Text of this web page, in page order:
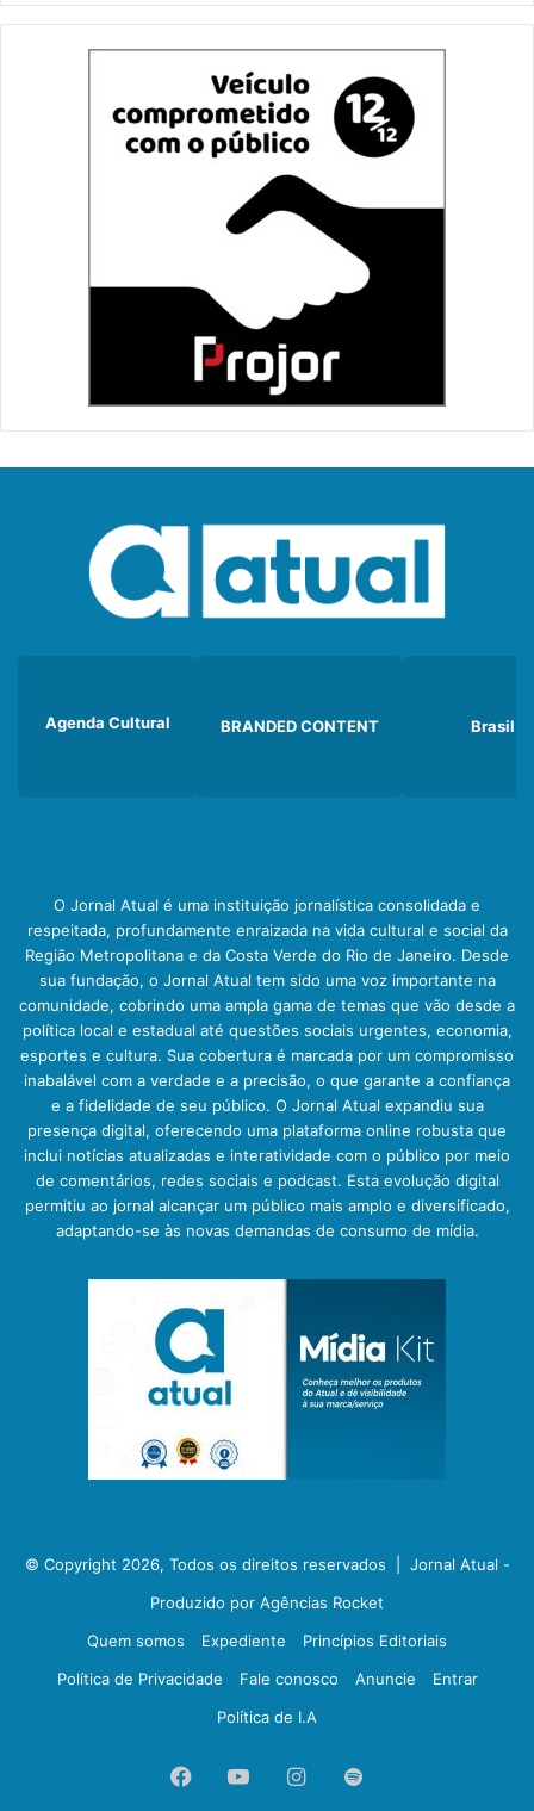
Agenda Cultural BRANDED CONTENT Brasil
O Jornal Atual é uma instituição jornalística consolidada e
respeitada, profundamente enraizada na vida cultural e social da
Região Metropolitana e da Costa Verde do Rio de Janeiro. Desde
sua fundação, o Jornal Atual tem sido uma voz importante na
comunidade, cobrindo uma ampla gama de temas que vão desde a
política local e estadual até questões sociais urgentes, economia,
esportes e cultura. Sua cobertura é marcada por um compromisso
inabalável com a verdade e a precisão, o que garante a confiança
e a fidelidade de seu público. O Jornal Atual expandiu sua
presença digital, oferecendo uma plataforma online robusta que
inclui notícias atualizadas e interatividade com o público por meio
de comentários, redes sociais e podcast. Esta evolução digital
permitiu ao jornal alcançar um público mais amplo e diversificado,
adaptando-se às novas demandas de consumo de mídia.
© Copyright 2026, Todos os direitos reservados | Jornal Atual -
Produzido por Agências Rocket
Quem somos
Expediente
Princípios Editoriais
Política de Privacidade
Fale conosco Anuncie
Entrar
Política de I.A
FacebookYouTubeInstagram
Spotify